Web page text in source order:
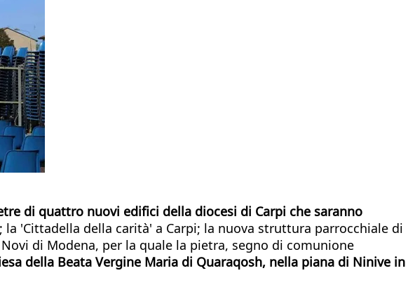
di quattro nuovi edifici della diocesi di Carpi che saranno
la 'Cittadella della carità' a Carpi; la nuova struttura parrocchiale di
di Modena, per la quale la pietra, segno di comunione
della Beata Vergine Maria di Quaraqosh, nella piana di Ninive in